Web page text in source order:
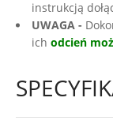
instrukcją
UWAGA -
ich odcień